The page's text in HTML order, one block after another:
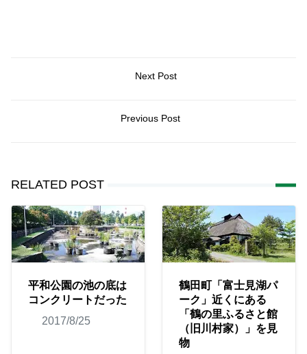
Next Post
Previous Post
RELATED POST
平和公園の池の底は
コンクリートだった
2017/8/25
鶴田町「富士見湖パ
ーク」近くにある
「鶴の里ふるさと館
（旧川村家）」を見
物